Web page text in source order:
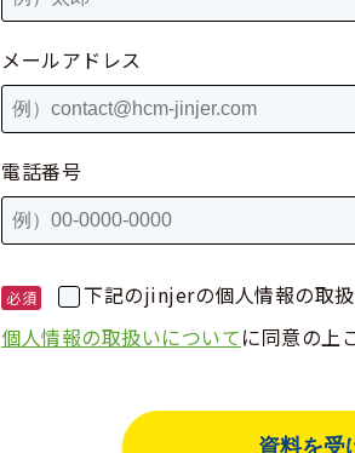
メールアドレス
電話番号
下記のjinjerの個人情報の取
個人情報の取扱いについてに同意の上